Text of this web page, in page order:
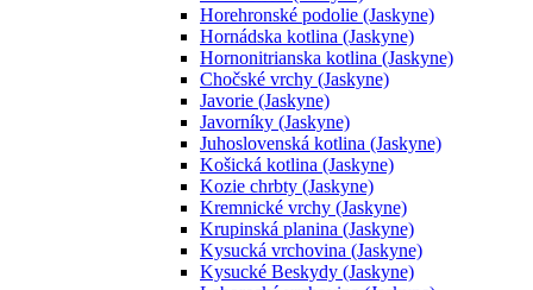
Horehronské podolie (Jaskyne)
Hornádska kotlina (Jaskyne)
Hornonitrianska kotlina (Jaskyne)
Chočské vrchy (Jaskyne)
Javorie (Jaskyne)
Javorníky (Jaskyne)
Juhoslovenská kotlina (Jaskyne)
Košická kotlina (Jaskyne)
Kozie chrbty (Jaskyne)
Kremnické vrchy (Jaskyne)
Krupinská planina (Jaskyne)
Kysucká vrchovina (Jaskyne)
Kysucké Beskydy (Jaskyne)